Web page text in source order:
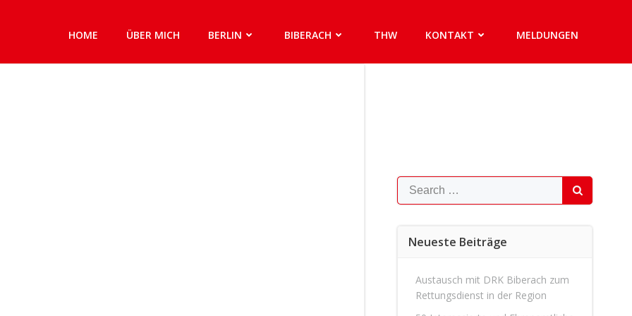
HOME ÜBER MICH BERLIN BIBERACH THW KONTAKT MELDUNGEN
Search
for:
Neueste Beiträge
Austausch mit DRK Biberach zum
Rettungsdienst in der Region